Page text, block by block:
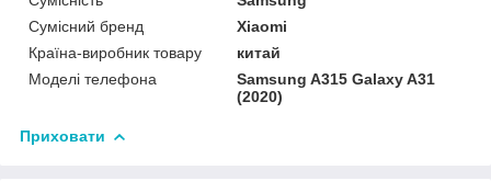
Сумісний бренд
Xiaomi
Країна-виробник товару
китай
Моделі телефона
Samsung A315 Galaxy A31
(2020)
Приховати